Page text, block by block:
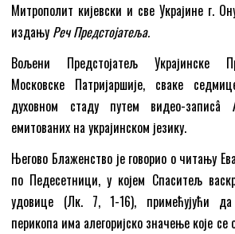
Митрoполит кијевски и све Украјине г.
издању Реч Предстојатеља.
Вољени Предстојатељ Украјинске
Московске Патријаршије, сваке
духовном стаду путем видео-записâ
емитованих на украјинском језику.
Његово Блаженство је говорио о читању
по Педесетници, у којем Спаситељ
удовице (Лк. 7, 1-16), примећујући да
перикопа има алегоријско значење које